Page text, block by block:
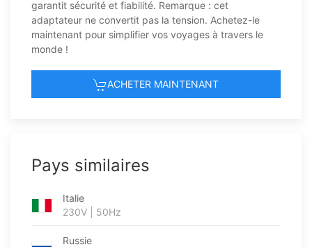
garantit sécurité et fiabilité. Remarque : cet
adaptateur ne convertit pas la tension. Achetez-le
maintenant pour simplifier vos voyages à travers le
monde !
ACHETER MAINTENANT
Pays similaires
Italie
230V | 50Hz
Russie